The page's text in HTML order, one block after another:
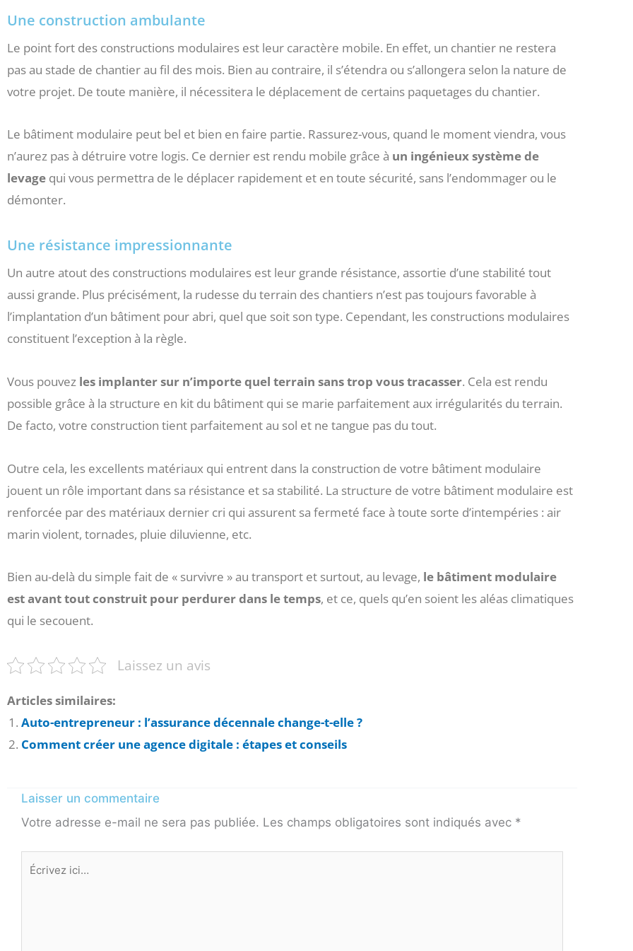
Une construction ambulante
Le point fort des constructions modulaires est leur caractère mobile. En effet, un chantier ne restera
pas au stade de chantier au fil des mois. Bien au contraire, il s’étendra ou s’allongera selon la nature de
votre projet. De toute manière, il nécessitera le déplacement de certains paquetages du chantier.
Le bâtiment modulaire peut bel et bien en faire partie. Rassurez-vous, quand le moment viendra, vous
n’aurez pas à détruire votre logis. Ce dernier est rendu mobile grâce à un ingénieux système de
levage qui vous permettra de le déplacer rapidement et en toute sécurité, sans l’endommager ou le
démonter.
Une résistance impressionnante
Un autre atout des constructions modulaires est leur grande résistance, assortie d’une stabilité tout
aussi grande. Plus précisément, la rudesse du terrain des chantiers n’est pas toujours favorable à
l’implantation d’un bâtiment pour abri, quel que soit son type. Cependant, les constructions modulaires
constituent l’exception à la règle.
Vous pouvez les implanter sur n’importe quel terrain sans trop vous tracasser. Cela est rendu
possible grâce à la structure en kit du bâtiment qui se marie parfaitement aux irrégularités du terrain.
De facto, votre construction tient parfaitement au sol et ne tangue pas du tout.
Outre cela, les excellents matériaux qui entrent dans la construction de votre bâtiment modulaire
jouent un rôle important dans sa résistance et sa stabilité. La structure de votre bâtiment modulaire est
renforcée par des matériaux dernier cri qui assurent sa fermeté face à toute sorte d’intempéries : air
marin violent, tornades, pluie diluvienne, etc.
Bien au-delà du simple fait de « survivre » au transport et surtout, au levage, le bâtiment modulaire
est avant tout construit pour perdurer dans le temps, et ce, quels qu’en soient les aléas climatiques
qui le secouent.
Laissez un avis
Articles similaires:
Auto-entrepreneur : l’assurance décennale change-t-elle ?
Comment créer une agence digitale : étapes et conseils
Laisser un commentaire
Votre adresse e-mail ne sera pas publiée. Les champs obligatoires sont indiqués avec *
Écrivez